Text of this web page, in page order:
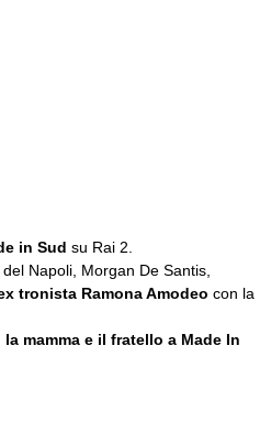
in Sud su Rai 2.
Napoli, Morgan De Santis,
tronista Ramona Amodeo con la
la mamma e il fratello a Made In